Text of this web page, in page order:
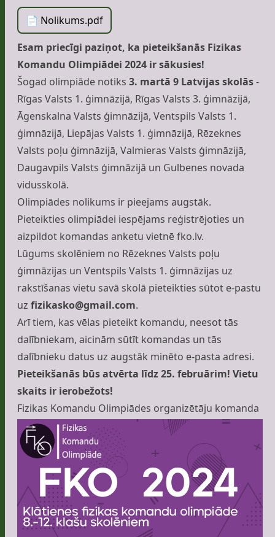
📄 Nolikums.pdf
Esam priecīgi paziņot, ka pieteikšanās Fizikas
Komandu Olimpiādei 2024 ir sākusies!
Šogad olimpiāde notiks 3. martā 9 Latvijas skolās-
Rīgas Valsts 1. ģimnāzijā, Rīgas Valsts 3. ģimnāzijā,
Āgenskalna Valsts ģimnāzijā, Ventspils Valsts 1.
ģimnāzijā, Liepājas Valsts 1. ģimnāzijā, Rēzeknes
Valsts poļu ģimnāzijā, Valmieras Valsts ģimnāzijā,
Daugavpils Valsts ģimnāzijā un Gulbenes novada
vidusskolā.
Olimpiādes nolikums ir pieejams augstāk.
Pieteikties olimpiādei iespējams reģistrējoties un
aizpildot komandas anketu vietnēfko.lv.
Lūgums skolēniem no Rēzeknes Valsts poļu
ģimnāzijas un Ventspils Valsts 1. ģimnāzijas uz
rakstīšanas vietu savā skolā pieteikties sūtot e-pastu
uz fizikasko@gmail.com.
Arī tiem, kas vēlas pieteikt komandu, neesot tās
dalībniekam, aicinām sūtīt komandas un tās
dalībnieku datus uz augstāk minēto e-pasta adresi.
Pieteikšanās būs atvērta līdz 25. februārim! Vietu
skaits ir ierobežots!
Fizikas Komandu Olimpiādes organizētāju komanda